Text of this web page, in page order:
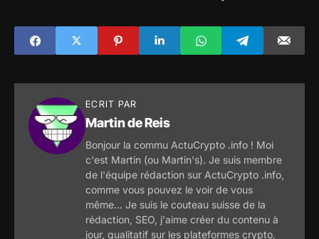
ECRIT PAR
Martin de Reis
Bonjour la commu ActuCrypto .info ! Moi
c'est Martin (ou Martin's). Je suis membre
de l'équipe rédaction sur ActuCrypto .info,
comme vous pouvez le voir de vous
même... Je suis le couteau suisse de la
rédaction, SEO, j'aime créer du contenu à
jour, qualitatif sur les plateformes crypto,